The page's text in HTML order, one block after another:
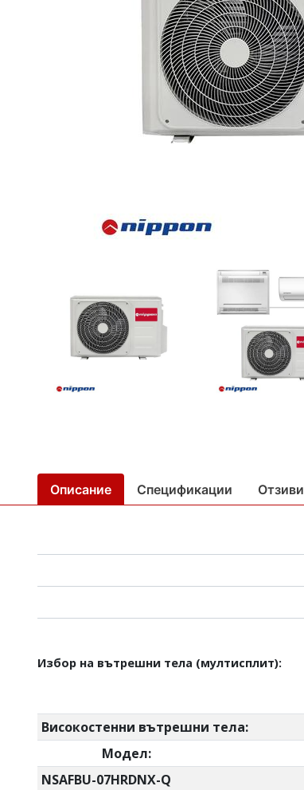
Описание Спецификации
Избор на вътрешни тела (мултисплит):
Високостенни вътрешни тела:
Модел:
NSAFBU-07HRDNX-Q